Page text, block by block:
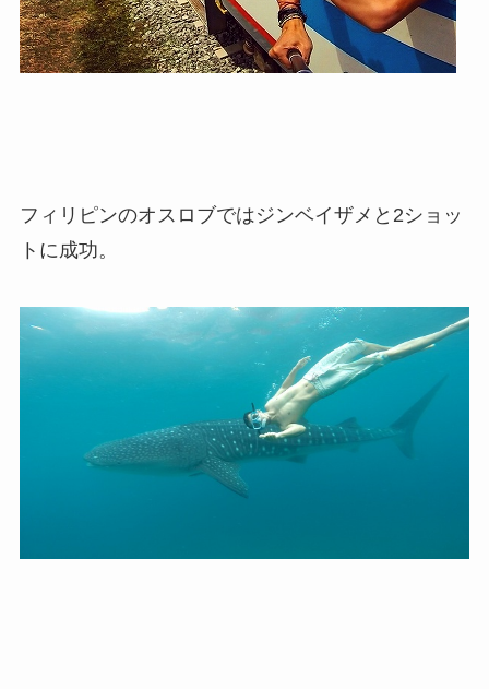
フィリピンのオスロブではジンベイザメと2ショッ
トに成功。